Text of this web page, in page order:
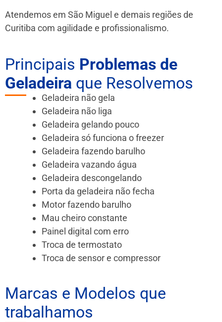
Atendemos em São Miguel e demais regiões de
Curitiba com agilidade e profissionalismo.
Principais Problemas de
Geladeira que Resolvemos
Geladeira não gela
Geladeira não liga
Geladeira gelando pouco
Geladeira só funciona o freezer
Geladeira fazendo barulho
Geladeira vazando água
Geladeira descongelando
Porta da geladeira não fecha
Motor fazendo barulho
Mau cheiro constante
Painel digital com erro
Troca de termostato
Troca de sensor e compressor
Marcas e Modelos que
trabalhamos